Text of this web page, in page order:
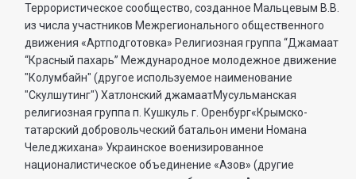
Террористическое сообщество, созданное Мальцевым В.В.
из числа участников Межрегионального общественного
движения «Артподготовка» Религиозная группа “Джамаат
“Красный пахарь” Международное молодежное движение
"Колумбайн" (другое используемое наименование
"Скулшутинг") Хатлонский джамаатМусульманская
религиозная группа п. Кушкуль г. Оренбург«Крымско-
татарский добровольческий батальон имени Номана
Челеджихана» Украинское военизированное
националистическое объединение «Азов» (другие